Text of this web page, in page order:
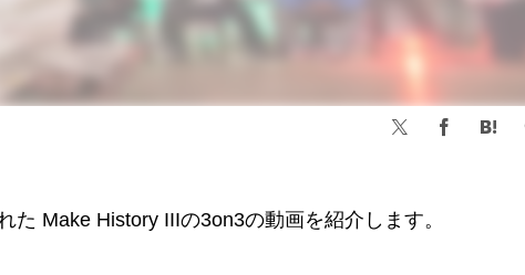
た Make History IIIの3on3の動画を紹介します。